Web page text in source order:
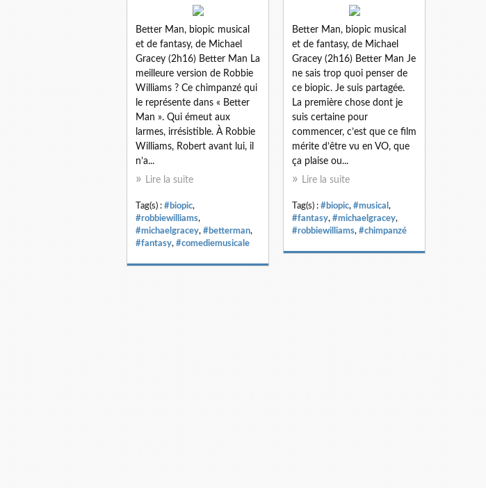
Better Man, biopic musical
et de fantasy, de Michael
Gracey (2h16) Better Man La
meilleure version de Robbie
Williams ? Ce chimpanzé qui
le représente dans « Better
Man ». Qui émeut aux
larmes, irrésistible. À Robbie
Williams, Robert avant lui, il
n’a...
Lire la suite
Tag(s) : #biopic,
#robbiewilliams,
#michaelgracey, #betterman,
#fantasy, #comediemusicale
Better Man, biopic musical
et de fantasy, de Michael
Gracey (2h16) Better Man Je
ne sais trop quoi penser de
ce biopic. Je suis partagée.
La première chose dont je
suis certaine pour
commencer, c’est que ce film
mérite d’être vu en VO, que
ça plaise ou...
Lire la suite
Tag(s) : #biopic, #musical ,
#fantasy, #michaelgracey,
#robbiewilliams, #chimpanzé